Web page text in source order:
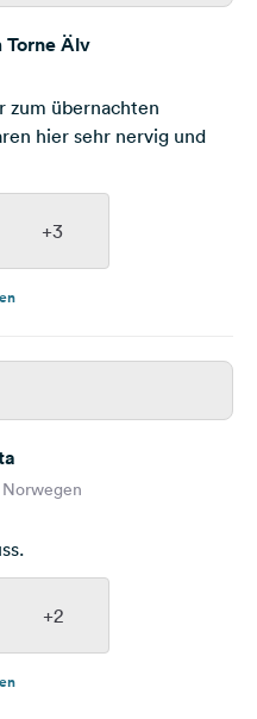
Älv
zum übernachten
hier sehr nervig und
+3
+2